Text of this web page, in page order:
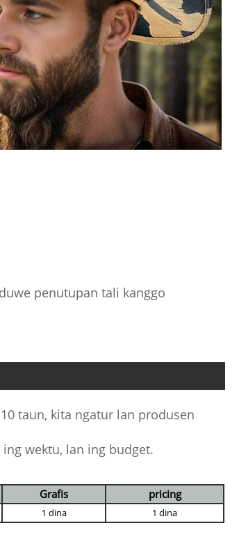
penutupan tali kanggo
taun, kita ngatur lan produsen
wektu, lan ing budget.
Grafis pricing
1 dina 1 dina